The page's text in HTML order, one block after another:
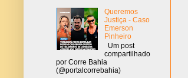
Queremos
Justiça - Caso
Emerson
Pinheiro
Um post
compartilhado
por Corre Bahia
(@portalcorrebahia)